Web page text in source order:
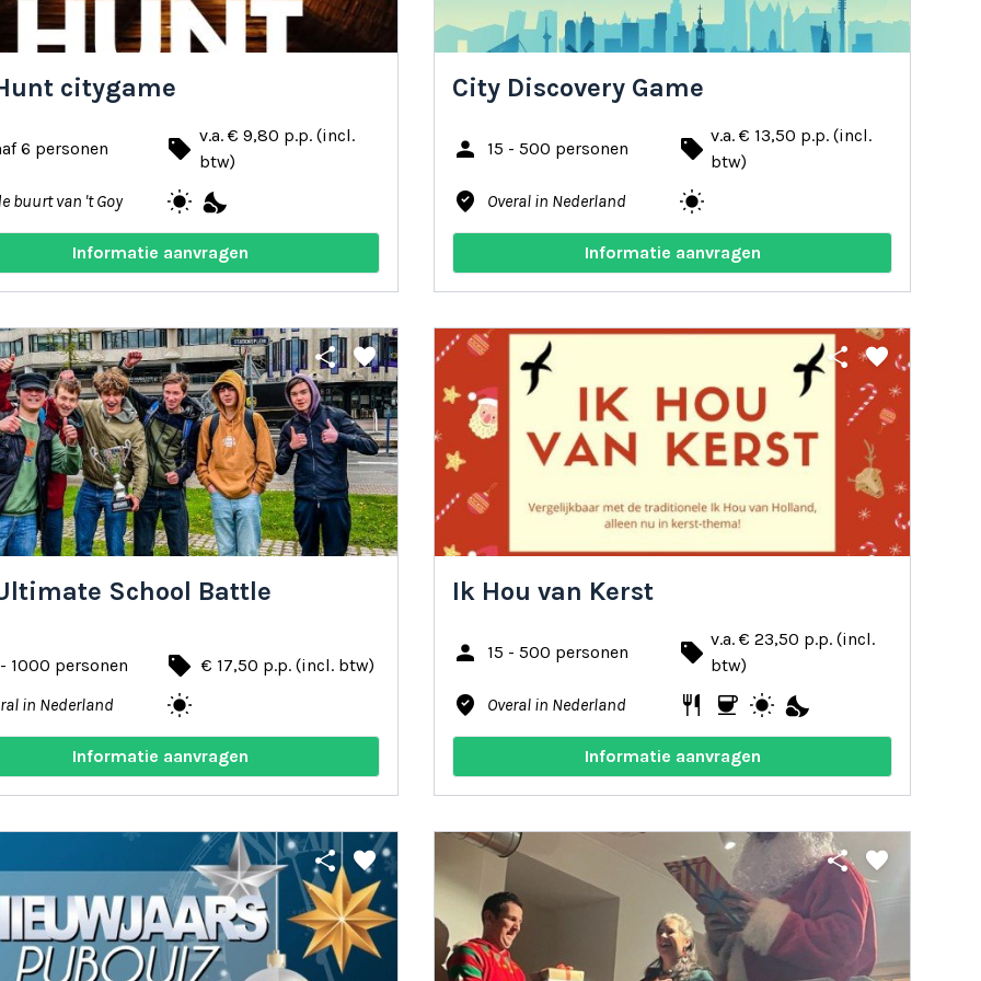
citygame
6 personen local_offer v.a. € 9,80 p.p. (incl.
btw)
buurt van 't Goy wb_sunny nights_stay
Informatie aanvragen
City Discovery Game
person
15 - 500 personen local_offer v.a. € 13,50 p.p. (incl.
btw)
where_to_vote Overal in Nederland wb_sunny
Informatie aanvragen
share favorite
School Battle
1000 personen local_offer € 17,50 p.p. (incl. btw)
in Nederland wb_sunny
Informatie aanvragen
share favorite
Ik Hou van Kerst
person
15 - 500 personen local_offer v.a. € 23,50 p.p. (incl.
btw)
where_to_vote Overal in Nederland restaurant coffee wb_sunny nights_stay
Informatie aanvragen
share favorite share favorite